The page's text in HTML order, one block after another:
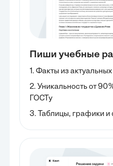
Пиши учебные
1. Факты из
2. Уникальность от
ГОСТу
3. Таблицы, графики и